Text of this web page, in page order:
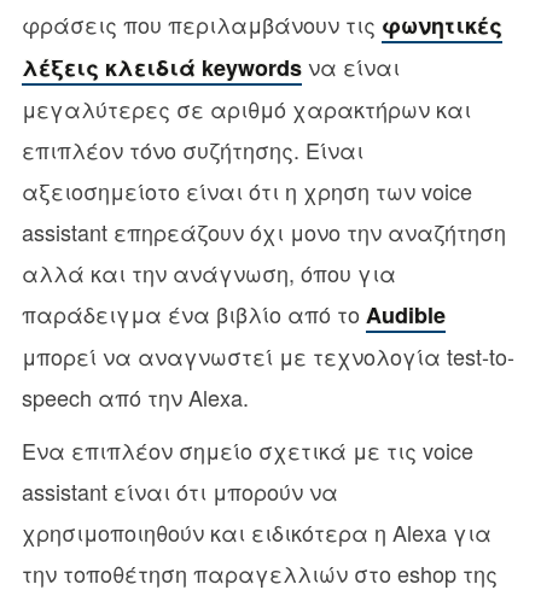
φράσεις που περιλαμβάνουν τις φωνητικές
λέξεις κλειδιά keywordsνα είναι
μεγαλύτερες σε αριθμό χαρακτήρων και
επιπλέον τόνο συζήτησης. Είναι
αξειοσημείοτο είναι ότι η χρηση των voice
assistant επηρεάζουν όχι μονο την αναζήτηση
αλλά και την ανάγνωση, όπου για
παράδειγμα ένα βιβλίο από το Audible
μπορεί να αναγνωστεί με τεχνολογία test-to-
speech από την Alexa.
Ενα επιπλέον σημείο σχετικά με τις voice
assistant είναι ότι μπορούν να
χρησιμοποιηθούν και ειδικότερα η Alexa για
την τοποθέτηση παραγελλιών στο eshop της